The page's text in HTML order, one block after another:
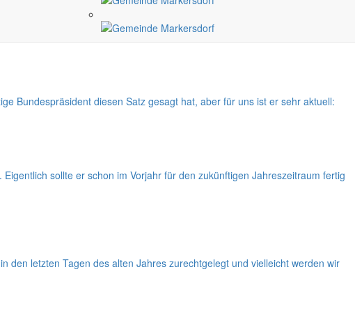
Gegenstand der Beschlüsse des Gemeinderates ist. Die Verleihung der
dran, dennoch ist sie die höchste Ehrung in der Gemeinde Markersdorf.
Bundespräsident diesen Satz gesagt hat, aber für uns ist er sehr aktuell:
sollte er schon im Vorjahr für den zukünftigen Jahreszeitraum fertig
den letzten Tagen des alten Jahres zurechtgelegt und vielleicht werden wir